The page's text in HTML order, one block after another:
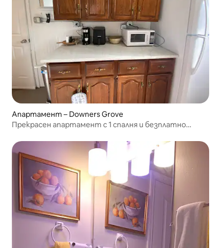
Апартамент – Downers Grove
Прекрасен апартамент с 1 спалня и безплатно